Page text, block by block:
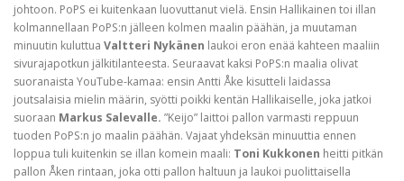
johtoon. PoPS ei kuitenkaan luovuttanut vielä. Ensin Hallikainen toi illan
kolmannellaan PoPS:n jälleen kolmen maalin päähän, ja muutaman
minuutin kuluttua Valtteri Nykänen laukoi eron enää kahteen maaliin
sivurajapotkun jälkitilanteesta. Seuraavat kaksi PoPS:n maalia olivat
suoranaista YouTube-kamaa: ensin Antti Åke kisutteli laidassa
joutsalaisia mielin määrin, syötti poikki kentän Hallikaiselle, joka jatkoi
suoraan Markus Salevalle. ”Keijo” laittoi pallon varmasti reppuun
tuoden PoPS:n jo maalin päähän. Vajaat yhdeksän minuuttia ennen
loppua tuli kuitenkin se illan komein maali: Toni Kukkonen heitti pitkän
pallon Åken rintaan, joka otti pallon haltuun ja laukoi puolittaisella